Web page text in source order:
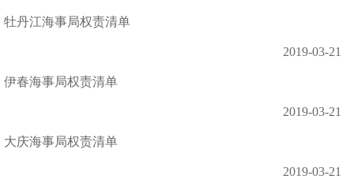
2019-03-21
牡丹江海事局权责清单
2019-03-21
伊春海事局权责清单
2019-03-21
大庆海事局权责清单